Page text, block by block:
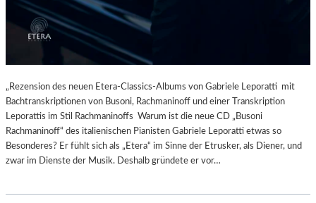
„Rezension des neuen Etera-Classics-Albums von Gabriele Leporatti mit
Bachtranskriptionen von Busoni, Rachmaninoff und einer Transkription
Leporattis im Stil Rachmaninoffs Warum ist die neue CD „Busoni
Rachmaninoff“ des italienischen Pianisten Gabriele Leporatti etwas so
Besonderes? Er fühlt sich als „Etera“ im Sinne der Etrusker, als Diener, und
zwar im Dienste der Musik. Deshalb gründete er vor…